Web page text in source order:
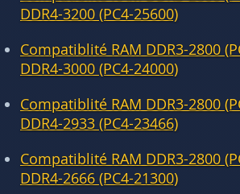
DDR4-3200 (PC4-25600)
Compatiblité RAM DDR3-2800
DDR4-3000 (PC4-24000)
Compatiblité RAM DDR3-2800
DDR4-2933 (PC4-23466)
Compatiblité RAM DDR3-2800
DDR4-2666 (PC4-21300)